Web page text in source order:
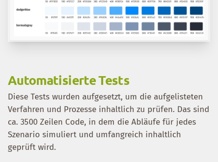
Automatisierte Tests
Diese Tests wurden aufgesetzt, um die aufgelisteten
Verfahren und Prozesse inhaltlich zu prüfen. Das sind
ca. 3500 Zeilen Code, in dem die Abläufe für jedes
Szenario simuliert und umfangreich inhaltlich
geprüft wird.